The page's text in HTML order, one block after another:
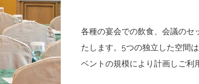
各種の宴会での飲食、会議のセ
たします。5つの独立した空間
ベントの規模により計画しご利